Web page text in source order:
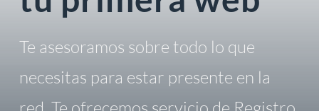
Te asesoramos sobre todo lo que
necesitas para estar presente en la